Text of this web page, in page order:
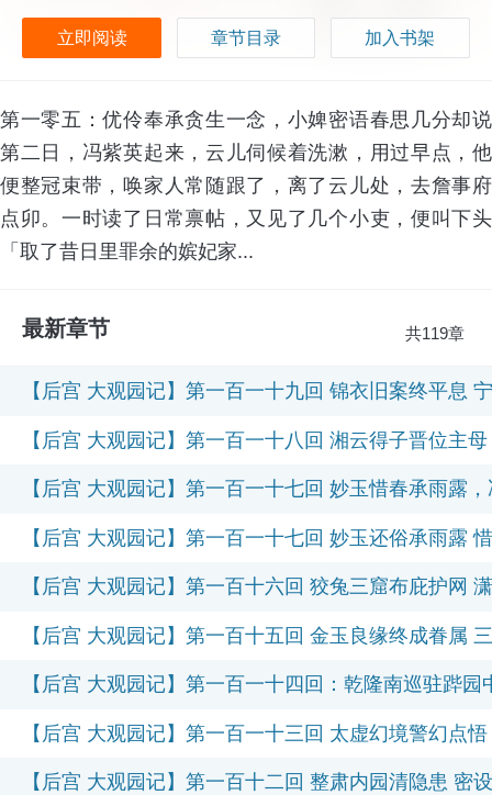
立即阅读 章节目录 加入书架
第一零五：优伶奉承贪生一念，小婢密语春思几分却说
第二日，冯紫英起来，云儿伺候着洗漱，用过早点，他
便整冠束带，唤家人常随跟了，离了云儿处，去詹事府
点卯。一时读了日常禀帖，又见了几个小吏，便叫下头
「取了昔日里罪余的嫔妃家...
最新章节 共119章
【后宫 大观园记】第一百一十九回 锦衣旧案终平息
【后宫 大观园记】第一百一十八回 湘云得子晋位主
【后宫 大观园记】第一百一十七回 妙玉惜春承雨露
【后宫 大观园记】第一百一十七回 妙玉还俗承雨露
【后宫 大观园记】第一百十六回 狡兔三窟布庇护网
【后宫 大观园记】第一百十五回 金玉良缘终成眷属
【后宫 大观园记】第一百一十四回：乾隆南巡驻跸
【后宫 大观园记】第一百一十三回 太虚幻境警幻点
【后宫 大观园记】第一百十二回 整肃内园清隐患 密